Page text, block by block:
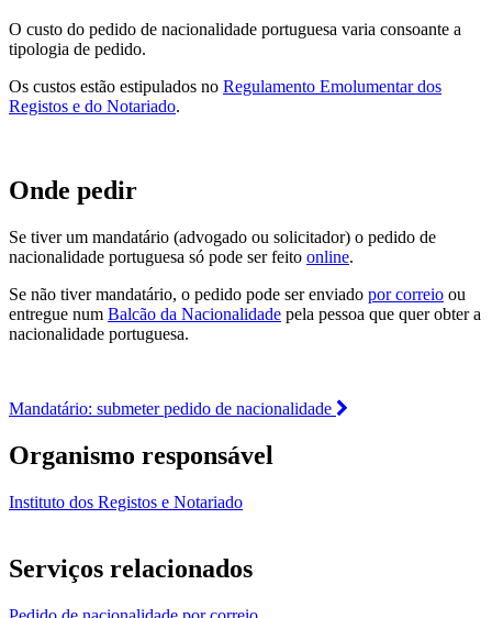
O custo do pedido de nacionalidade portuguesa varia consoante a
tipologia de pedido.
Os custos estão estipulados no Regulamento Emolumentar dos
Registos e do Notariado.
Onde pedir
Se tiver um mandatário (advogado ou solicitador) o pedido de
nacionalidade portuguesa só pode ser feito online.
Se não tiver mandatário, o pedido pode ser enviado por correio ou
entregue num Balcão da Nacionalidade pela pessoa que quer obter a
nacionalidade portuguesa.
Mandatário: submeter pedido de nacionalidade
Organismo responsável
Instituto dos Registos e Notariado
Serviços relacionados